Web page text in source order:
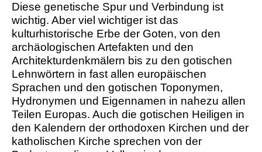
Diese genetische Spur und Verbindung ist
wichtig. Aber viel wichtiger ist das
kulturhistorische Erbe der Goten, von den
archäologischen Artefakten und den
Architekturdenkmälern bis zu den gotischen
Lehnwörtern in fast allen europäischen
Sprachen und den gotischen Toponymen,
Hydronymen und Eigennamen in nahezu allen
Teilen Europas. Auch die gotischen Heiligen in
den Kalendern der orthodoxen Kirchen und der
katholischen Kirche sprechen von der